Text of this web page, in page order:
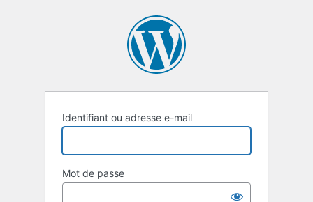
Identifiant ou adresse e-mail
Mot de passe